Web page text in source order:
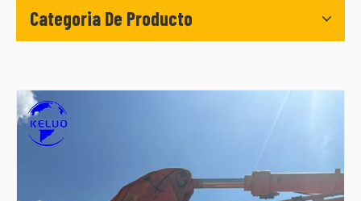
Categoria De Producto